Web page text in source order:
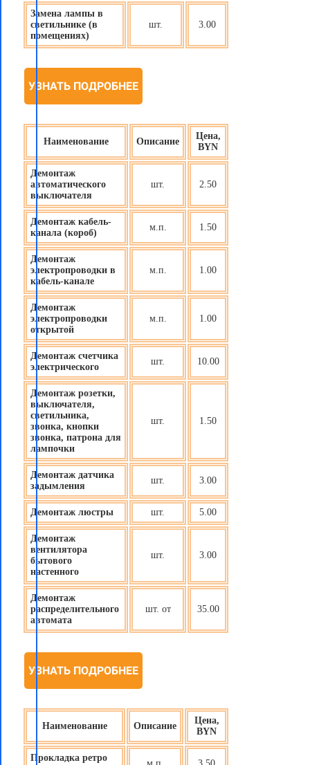
Замена лампы в
светильнике (в
помещениях)
шт. 3.00
УЗНАТЬ ПОДРОБНЕЕ
Наименование Описание
Цена,
BYN
Демонтаж
автоматического
выключателя
шт. 2.50
Демонтаж кабель-
канала (короб)
м.п. 1.50
Демонтаж
электропроводки в
кабель-канале
м.п. 1.00
Демонтаж
электропроводки
открытой
м.п. 1.00
Демонтаж счетчика
электрического
шт. 10.00
Демонтаж розетки,
выключателя,
светильника,
звонка, кнопки
звонка, патрона для
лампочки
шт. 1.50
Демонтаж датчика
задымления
шт. 3.00
Демонтаж люстры шт. 5.00
Демонтаж
вентилятора
бытового
настенного
шт. 3.00
Демонтаж
распределительного
автомата
шт. от 35.00
УЗНАТЬ ПОДРОБНЕЕ
Наименование Описание
Цена,
BYN
Прокладка ретро